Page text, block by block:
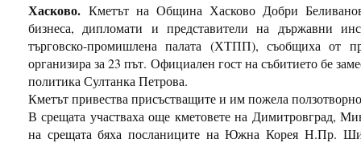
Хасково. Кметът на Община Хасково Добри
бизнеса, дипломати и представители на държавни
търговско-промишлена палата (ХТПП), съобщиха от
организира за 23 път. Официален гост на събитието бе
политика Султанка Петрова.
Кметът привества присъстващите и им пожела
В срещата участваха още кметовете на Димитровград,
на срещата бяха посланиците на Южна Корея Н.Пр.